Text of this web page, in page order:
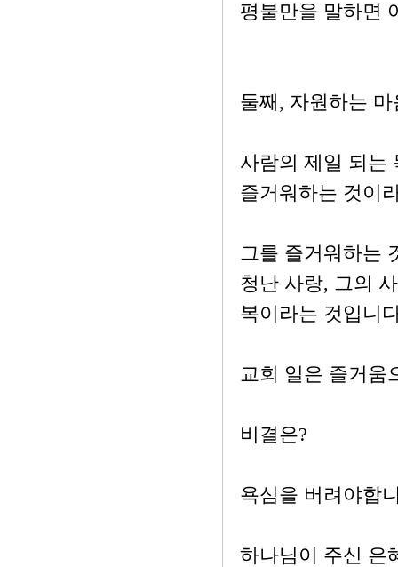
평불만을 말하면
둘째, 자원하는
사람의 제일 되는
즐거워하는 것이
그를 즐거워하는
청난 사랑, 그의
복이라는 것입니
교회 일은 즐거움
비결은?
욕심을 버려야합
하나님이 주신 은